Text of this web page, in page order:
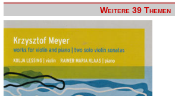
Weitere 39 Themen